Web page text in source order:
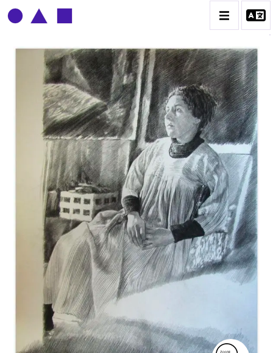
CLAUDE GROBÉTY
BIOGRAPHIE
CATALOGUE DES OEUVRES
CONTACT